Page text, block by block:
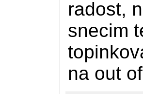
radost,
snecim
na out